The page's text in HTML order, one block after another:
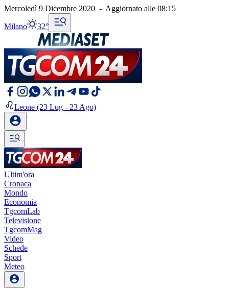
Mercoledì 9 Dicembre 2020 - Aggiornato alle 08:15
Milano 32°
Leone (23 Lug - 23 Ago)
Ultim'ora
Cronaca
Mondo
Economia
TgcomLab
Televisione
TgcomMag
Video
Schede
Sport
Meteo